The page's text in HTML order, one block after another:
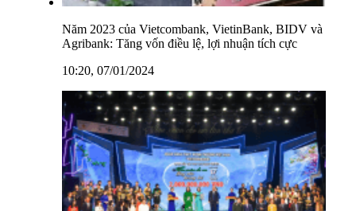
Năm 2023 của Vietcombank, VietinBank, BIDV và
Agribank: Tăng vốn điều lệ, lợi nhuận tích cực
10:20, 07/01/2024